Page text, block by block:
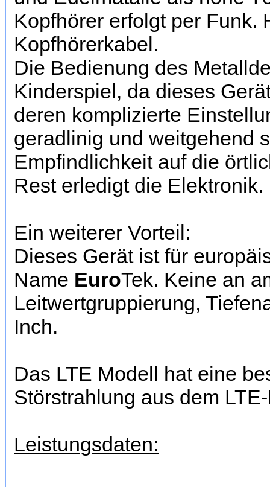
Kopfhörer erfolgt per Funk.
Kopfhörerkabel.
Die Bedienung des
Kinderspiel, da dieses
deren komplizierte
geradlinig und weitgehend
Empfindlichkeit auf die
Rest erledigt die Elektronik.
Ein weiterer Vorteil:
Dieses Gerät ist für
Name EuroTek. Keine an
Leitwertgruppierung,
Inch.
Das LTE Modell hat eine
Störstrahlung aus dem
Leistungsdaten: